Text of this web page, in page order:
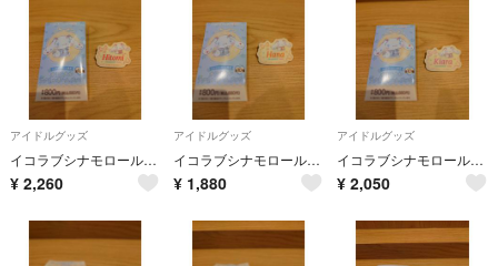
アイドルグッズ
イコラブシナモロールネームバッジ
¥ 2,260
アイドルグッズ
イコラブシナモロールネームバッジ
¥ 1,880
アイドルグッズ
イコラブシナモロールネームバッジ
¥ 2,050